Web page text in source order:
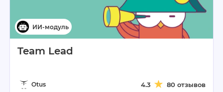
Team Lead
Otus 4.3 80 отзывов